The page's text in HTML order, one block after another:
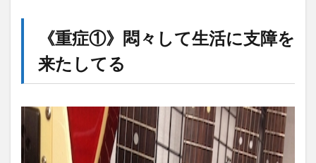
悶々
生活
して
2
《重症①》悶々して生活に支障を
来たしてる